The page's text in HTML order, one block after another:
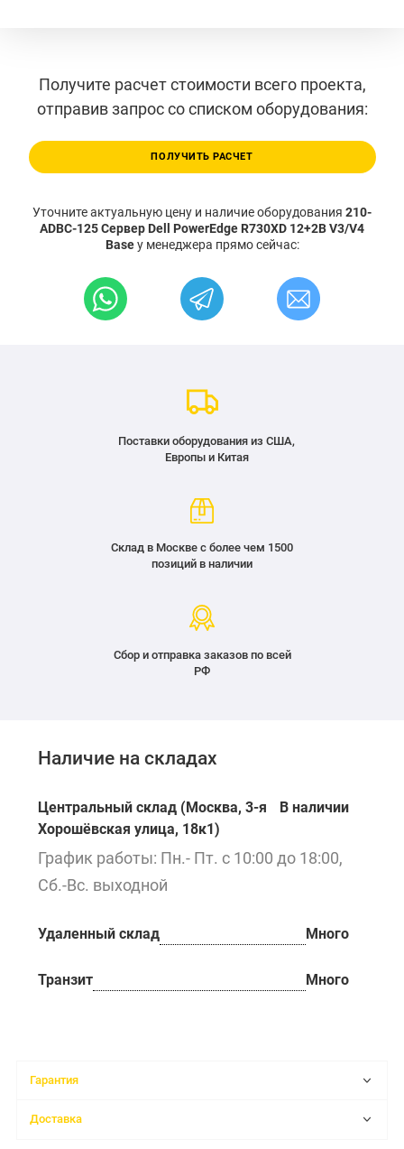
Получите расчет стоимости всего проекта,
отправив запрос со списком оборудования:
ПОЛУЧИТЬ РАСЧЕТ
Уточните актуальную цену и наличие оборудования 210-
ADBC-125 Сервер Dell PowerEdge R730XD 12+2B V3/V4
Baseу менеджера прямо сейчас:
Поставки оборудования из США,
Европы и Китая
Склад в Москве с более чем 1500
позиций в наличии
Сбор и отправка заказов по всей
РФ
Наличие на складах
Центральный склад (Москва, 3-я
Хорошёвская улица, 18к1)
В наличии
График работы: Пн.- Пт. с 10:00 до 18:00,
Сб.-Вс. выходной
Удаленный склад Много
Транзит Много
Гарантия
Доставка